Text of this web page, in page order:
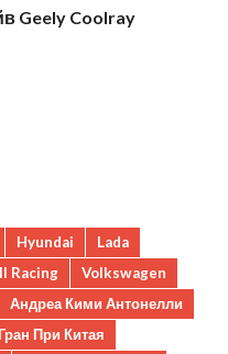
Geely Coolray
Hyundai
Lada
Racing
Volkswagen
Андреа Кими Антонелли
При Китая